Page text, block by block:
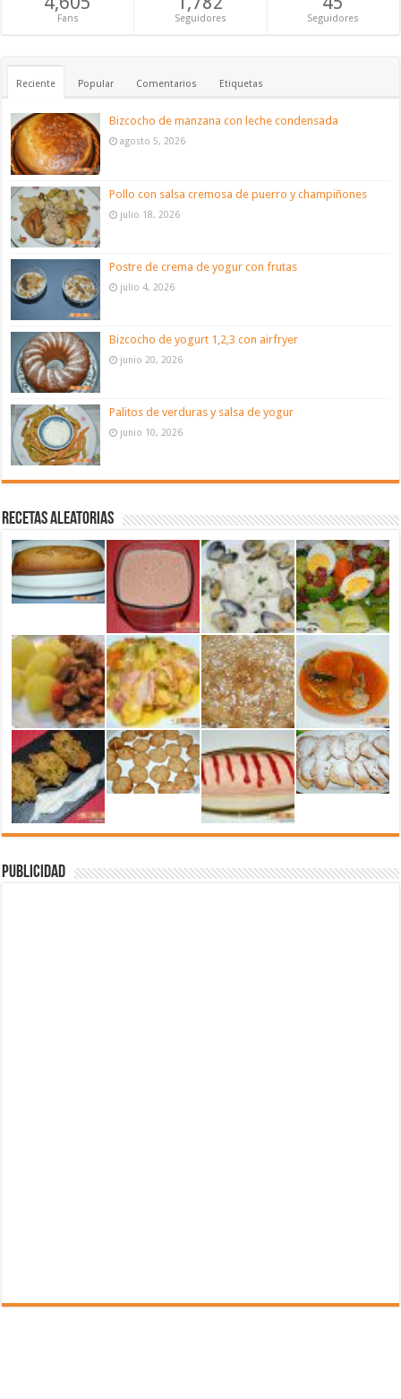
Fans Seguidores Seguidores
Reciente Popular Comentarios Etiquetas
Bizcocho de manzana con leche condensada
agosto 5, 2026
Pollo con salsa cremosa de puerro y champiñones
julio 18, 2026
Postre de crema de yogur con frutas
julio 4, 2026
Bizcocho de yogurt 1,2,3 con airfryer
junio 20, 2026
Palitos de verduras y salsa de yogur
junio 10, 2026
Recetas aleatorias
Publicidad